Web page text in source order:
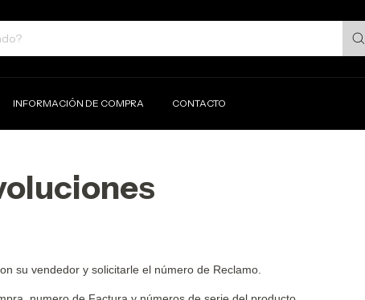
INFORMACIÓN DE COMPRA CONTACTO
su vendedor y solicitarle el número de Reclamo.